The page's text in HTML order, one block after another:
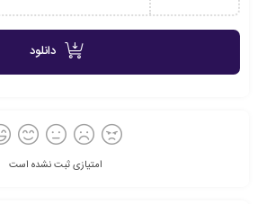
دانلود
امتیازی ثبت نشده است